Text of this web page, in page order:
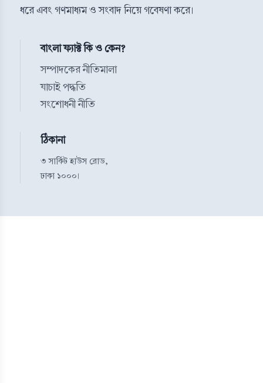
ধরে এবং গণমাধ্যম ও সংবাদ নিয়ে গবেষণা করে।
বাংলা ফ্যাক্ট কি ও কেন?
সম্পাদকের নীতিমালা
যাচাই পদ্ধতি
সংশোধনী নীতি
ঠিকানা
৩ সার্কিট হাউস রোড,
ঢাকা ১০০০।